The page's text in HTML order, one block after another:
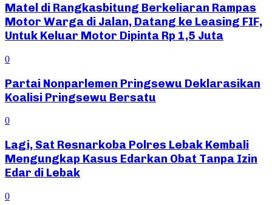
Matel di Rangkasbitung Berkeliaran Rampas
Motor Warga di Jalan, Datang ke Leasing FIF,
Untuk Keluar Motor Dipinta Rp 1,5 Juta
0
Partai Nonparlemen Pringsewu Deklarasikan
Koalisi Pringsewu Bersatu
0
Lagi, Sat Resnarkoba Polres Lebak Kembali
Mengungkap Kasus Edarkan Obat Tanpa Izin
Edar di Lebak
0